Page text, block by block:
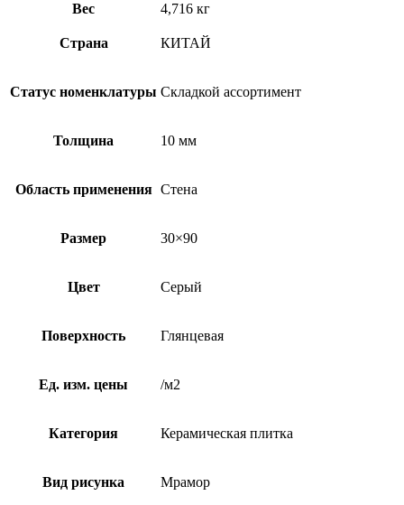
Вес 4,716 кг
Страна КИТАЙ
Статус номенклатуры Складкой ассортимент
Толщина 10 мм
Область применения Стена
Размер 30×90
Цвет Серый
Поверхность Глянцевая
Ед. изм. цены /м2
Категория Керамическая плитка
Вид рисунка Мрамор